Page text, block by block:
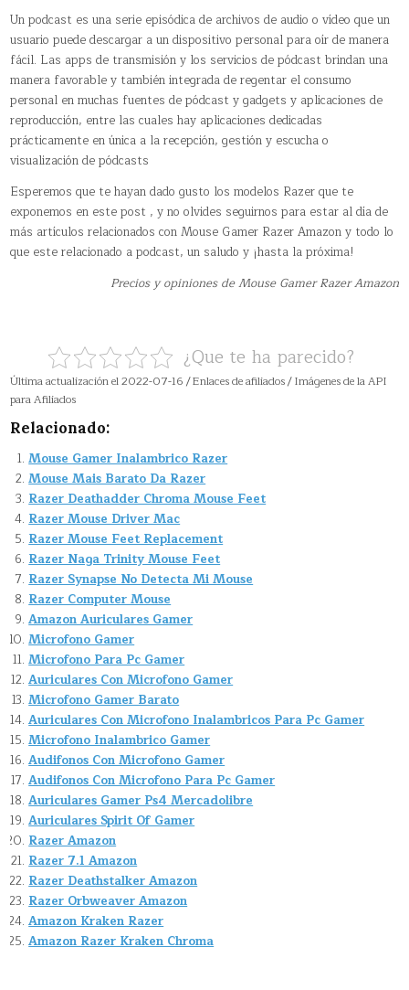
Un podcast​ es una serie episódica de archivos de audio o vídeo que un
usuario puede descargar a un dispositivo personal para oír de manera
fácil. Las apps de transmisión y los servicios de pódcast brindan una
manera favorable y también integrada de regentar el consumo
personal en muchas fuentes de pódcast y gadgets y aplicaciones de
reproducción, entre las cuales hay aplicaciones dedicadas
prácticamente en única a la recepción, gestión y escucha o
visualización de pódcasts
Esperemos que te hayan dado gusto los modelos Razer que te
exponemos en este post , y no olvides seguirnos para estar al día de
más artículos relacionados con Mouse Gamer Razer Amazon y todo lo
que este relacionado a podcast, un saludo y ¡hasta la próxima!
Precios y opiniones de Mouse Gamer Razer Amazon
¿Que te ha parecido?
Última actualización el 2022-07-16 / Enlaces de afiliados / Imágenes de la API
para Afiliados
Relacionado:
Mouse Gamer Inalambrico Razer
Mouse Mais Barato Da Razer
Razer Deathadder Chroma Mouse Feet
Razer Mouse Driver Mac
Razer Mouse Feet Replacement
Razer Naga Trinity Mouse Feet
Razer Synapse No Detecta Mi Mouse
Razer Computer Mouse
Amazon Auriculares Gamer
Microfono Gamer
Microfono Para Pc Gamer
Auriculares Con Microfono Gamer
Microfono Gamer Barato
Auriculares Con Microfono Inalambricos Para Pc Gamer
Microfono Inalambrico Gamer
Audifonos Con Microfono Gamer
Audifonos Con Microfono Para Pc Gamer
Auriculares Gamer Ps4 Mercadolibre
Auriculares Spirit Of Gamer
Razer Amazon
Razer 7.1 Amazon
Razer Deathstalker Amazon
Razer Orbweaver Amazon
Amazon Kraken Razer
Amazon Razer Kraken Chroma